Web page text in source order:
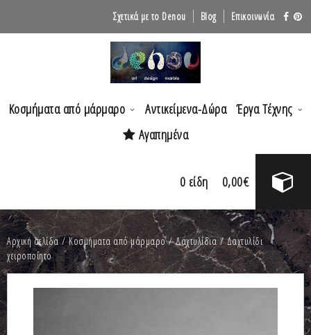
Σχετικά με το Denou Blog Επικοινωνία
Κοσμήματα από μάρμαρο Αντικείμενα-Δώρα Έργα Τέχνης
Αγαπημένα
0 είδη 0,00€
Αρχική σελίδα/Κοσμήματα από μάρμαρο/Δαχτυλίδια/ Δαχτυλίδι
χειροποίητο